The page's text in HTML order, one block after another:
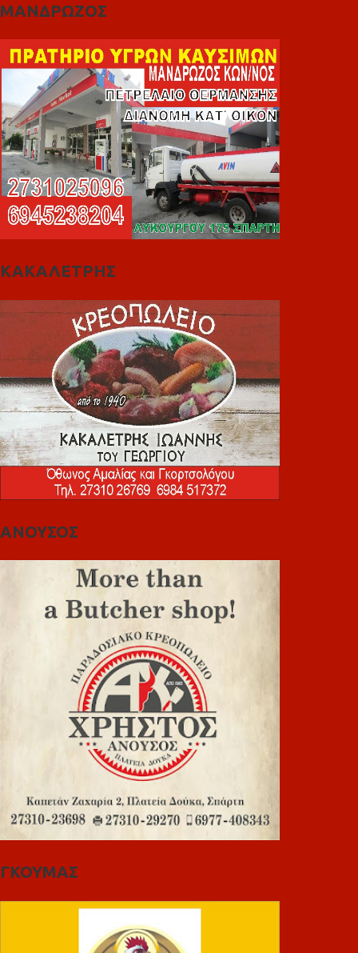
ΜΑΝΔΡΩΖΟΣ
ΚΑΚΑΛΕΤΡΗΣ
ΑΝΟΥΣΟΣ
ΓΚΟΥΜΑΣ